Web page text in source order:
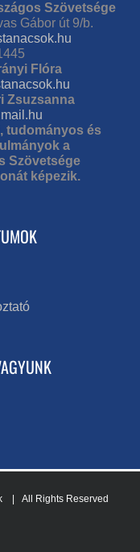
Szövetsége
Gábor út 9/b.
Flóra
Zsuzsanna
tudományos és
a
Szövetsége
képezik.
| All Rights Reserved